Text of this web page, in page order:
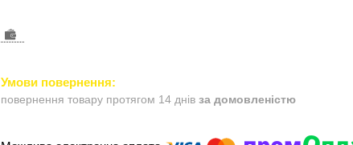
повернення товару протягом 14 днів за домовленістю